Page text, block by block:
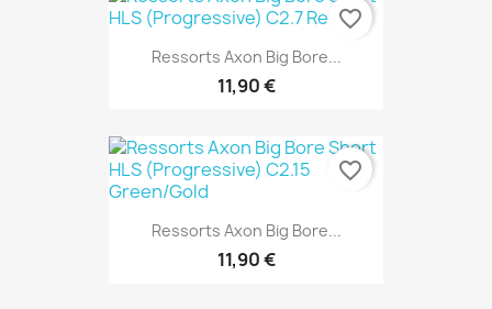
Ressorts Axon Big Bore...
11,90 €
favorite_border
Ressorts Axon Big Bore...
11,90 €
favorite_border